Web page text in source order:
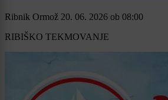
Ribnik Ormož 20. 06. 2026 ob 08:00
RIBIŠKO TEKMOVANJE